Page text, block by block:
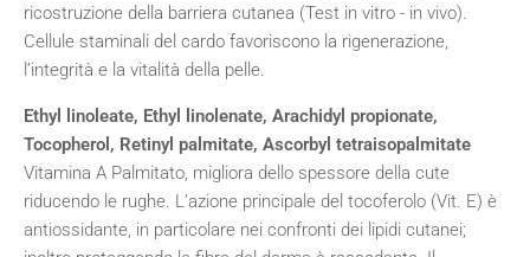
ricostruzione della barriera cutanea (Test in vitro - in vivo).
Cellule staminali del cardo favoriscono la rigenerazione,
l’integrità e la vitalità della pelle.
Ethyl linoleate, Ethyl linolenate, Arachidyl propionate,
Tocopherol, Retinyl palmitate, Ascorbyl tetraisopalmitate
Vitamina A Palmitato, migliora dello spessore della cute
riducendo le rughe. L’azione principale del tocoferolo (Vit. E) è
antiossidante, in particolare nei confronti dei lipidi cutanei;